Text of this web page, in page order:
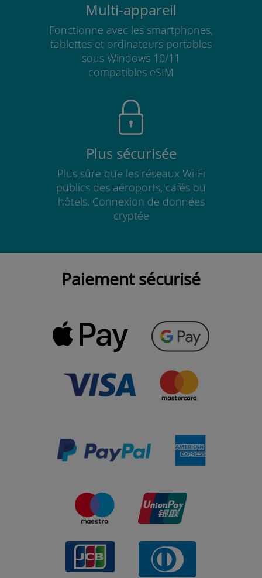
Multi-appareil
Fonctionne avec les smartphones,
tablettes et ordinateurs portables
sous Windows 10/11
compatibles eSIM
Plus sécurisée
Plus sûre que les réseaux Wi-Fi
publics des aéroports, cafés ou
hôtels. Connexion de données
cryptée
Paiement sécurisé